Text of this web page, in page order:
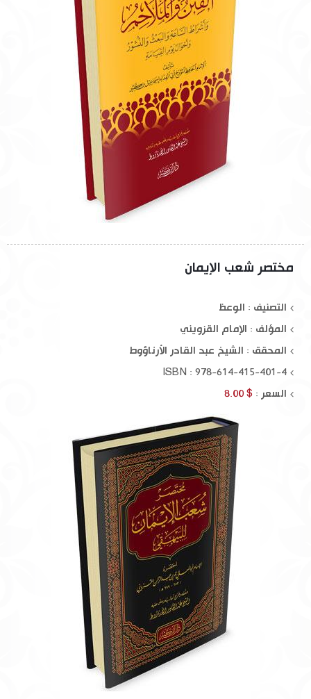
مختصر شعب الإيمان
التصنيف : الوعظ
المؤلف : الإمام القزويني
المحقق : الشيخ عبد القادر الأرناؤوط
ISBN : 978-614-415-401-4
السعر : $ 8.00